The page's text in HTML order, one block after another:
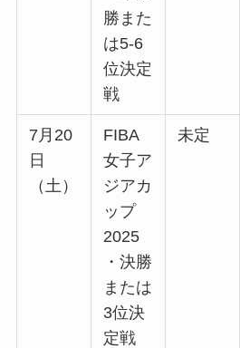
勝また
は5-6
位決定
戦
7月20
日
（土）
FIBA
女子ア
ジアカ
ップ
2025
・決勝
または
3位決
定戦
未定